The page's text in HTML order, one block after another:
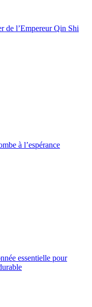
de l’Empereur Qin Shi
à l’espérance
essentielle pour